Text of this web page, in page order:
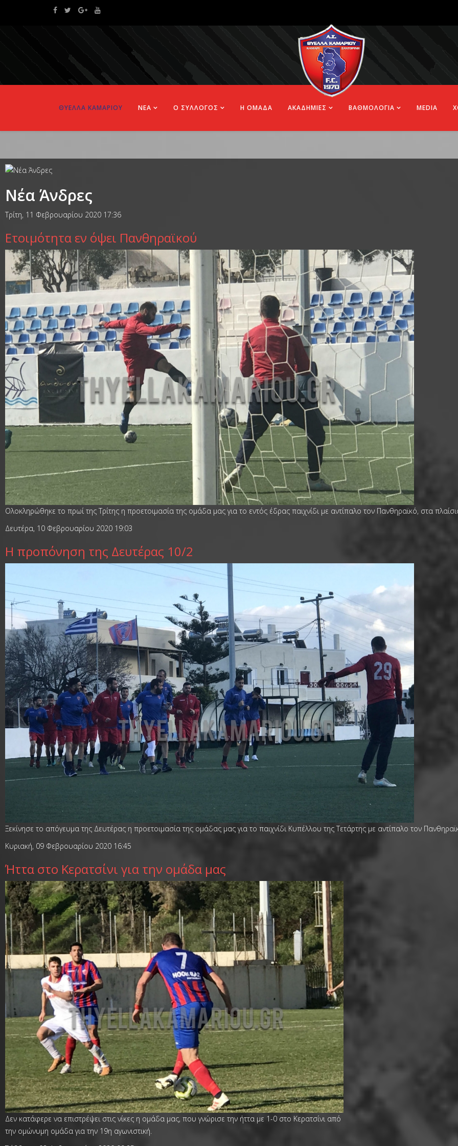
ΘΥΕΛΛΑ ΚΑΜΑΡΙΟΥ ΝΕΑ Ο ΣΥΛΛΟΓΟΣ Η ΟΜΑΔΑ ΑΚΑΔΗΜΙΕΣ ΒΑΘΜΟΛΟΓΙΑ MEDIA
Νέα Άνδρες
Τρίτη, 11 Φεβρουαρίου 2020 17:36
Ετοιμότητα εν όψει Πανθηραϊκού
Ολοκληρώθηκε το πρωί της Τρίτης η προετοιμασία της ομάδα μας για το εντός έδρας παιχνίδι με αντίπαλο τον Πανθηραϊκό, στα
Δευτέρα, 10 Φεβρουαρίου 2020 19:03
Η προπόνηση της Δευτέρας 10/2
Ξεκίνησε το απόγευμα της Δευτέρας η προετοιμασία της ομάδας μας για το παιχνίδι Κυπέλλου της Τετάρτης με αντίπαλο τον
Κυριακή, 09 Φεβρουαρίου 2020 16:45
Ήττα στο Κερατσίνι για την ομάδα μας
Δεν κατάφερε να επιστρέψει στις νίκες η ομάδα μας, που γνώρισε την ήττα με 1-0 στο Κερατσίνι από
την ομώνυμη ομάδα για την 19η αγωνιστική.